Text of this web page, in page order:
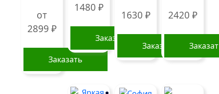
от
2899 ₽
Заказать
1480 ₽
Заказать
1630 ₽
Заказать
2420 ₽